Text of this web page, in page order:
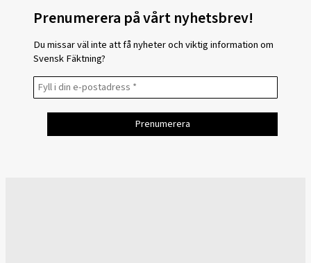
Prenumerera på vårt nyhetsbrev!
Du missar väl inte att få nyheter och viktig information om
Svensk Fäktning?